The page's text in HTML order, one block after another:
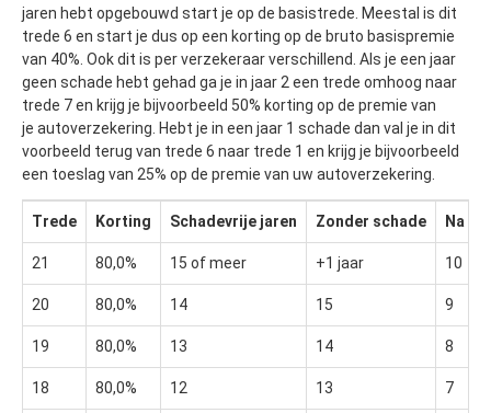
jaren hebt opgebouwd start je op de basistrede. Meestal is dit
trede 6 en start je dus op een korting op de bruto basispremie
van 40%. Ook dit is per verzekeraar verschillend. Als je een jaar
geen schade hebt gehad ga je in jaar 2 een trede omhoog naar
trede 7 en krijg je bijvoorbeeld 50% korting op de premie van
je autoverzekering. Hebt je in een jaar 1 schade dan val je in dit
voorbeeld terug van trede 6 naar trede 1 en krijg je bijvoorbeeld
een toeslag van 25% op de premie van uw autoverzekering.
Trede Korting Schadevrije jaren Zonder schade Na 1
21 80,0% 15 of meer +1 jaar 10
20 80,0% 14 15 9
19 80,0% 13 14 8
18 80,0% 12 13 7